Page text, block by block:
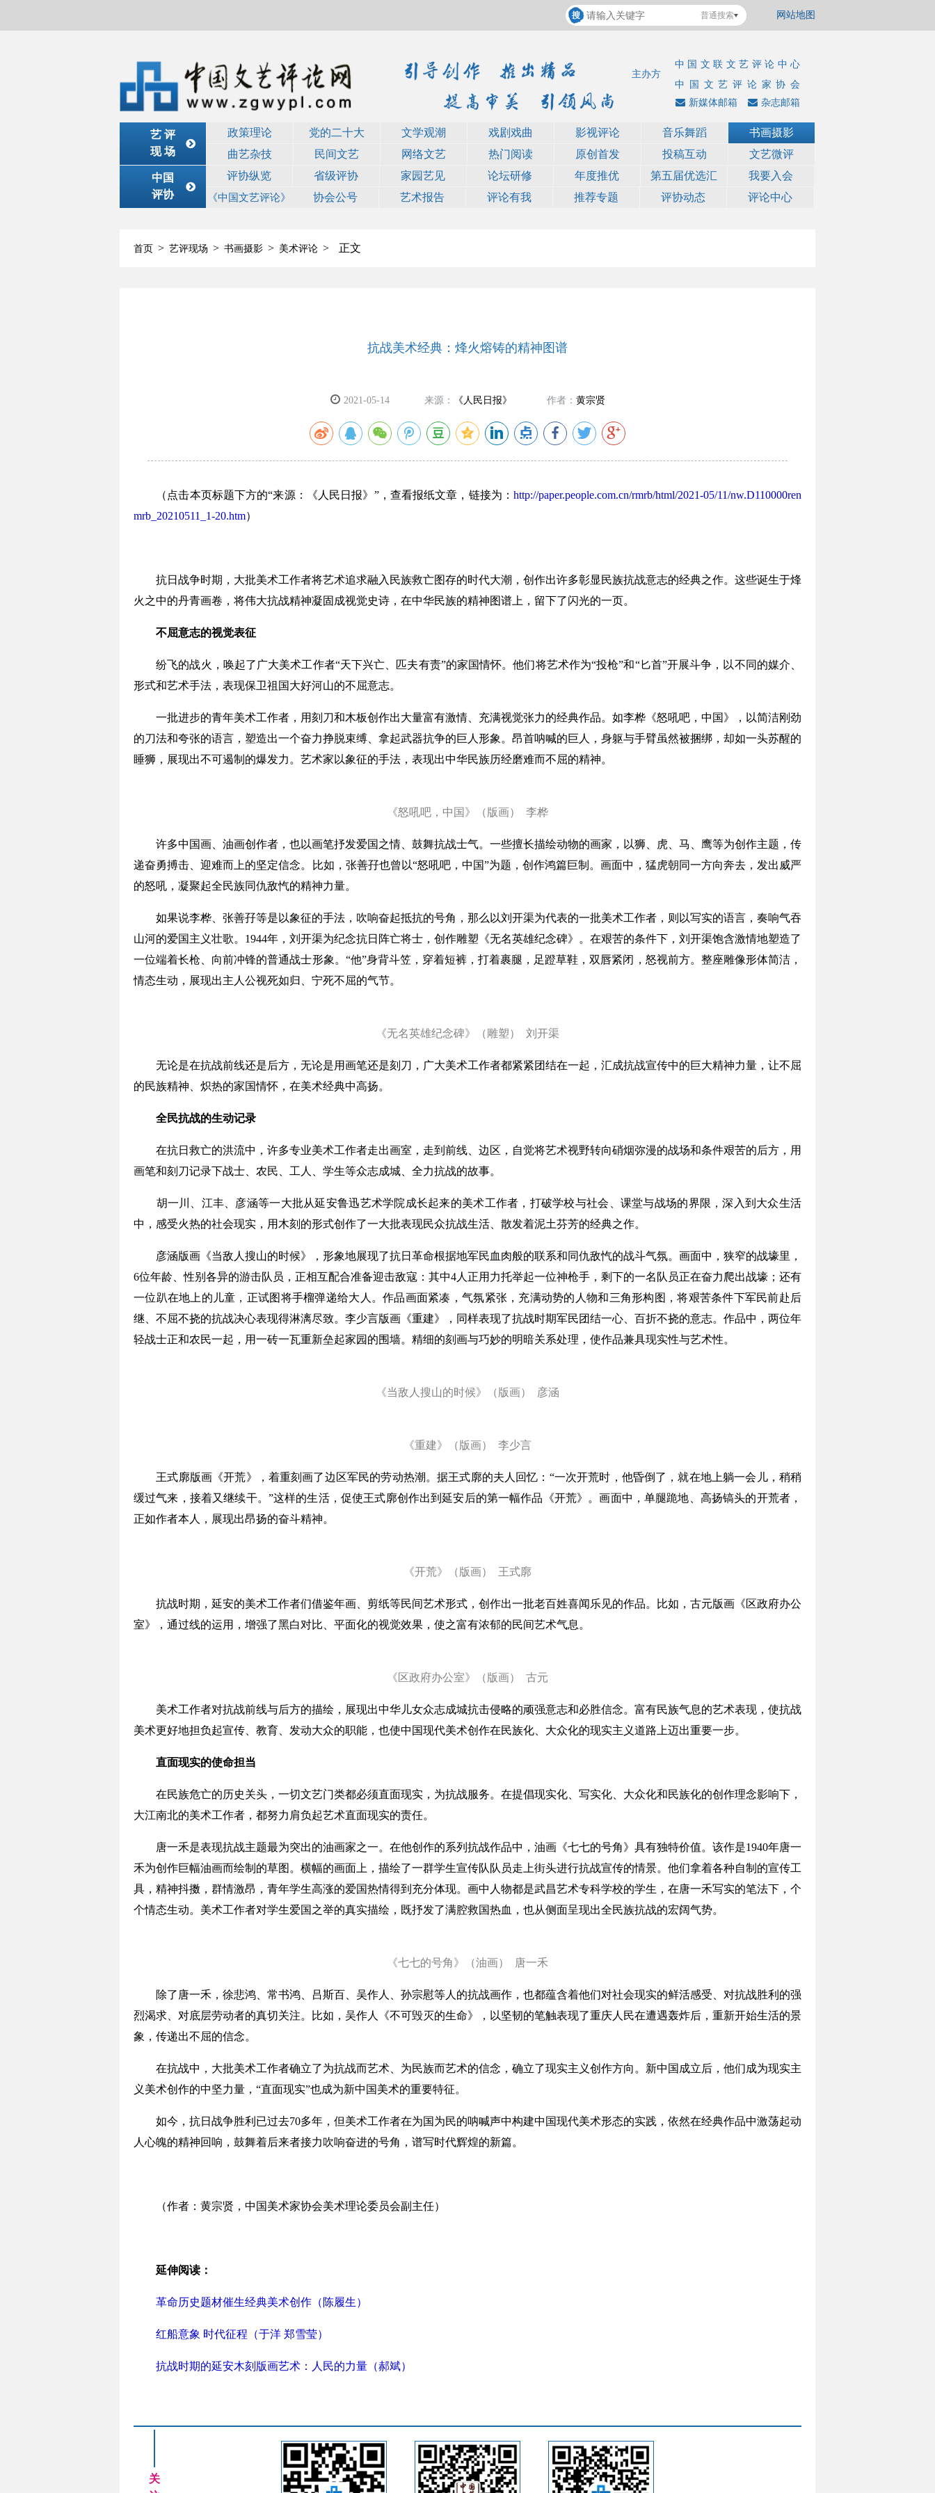
网站地图
普通搜索
中国文联文艺评论中心
中国文艺评论家协会
主办方
杂志邮箱
新媒体邮箱
艺 评
现 场
政策理论 党的二十大 文学观潮 戏剧戏曲 影视评论 音乐舞蹈
书画摄影
曲艺杂技
民间文艺 网络文艺 热门阅读 原创首发 投稿互动
文艺微评
中国
评协
评协纵览 省级评协 家园艺见 论坛研修 年度推优 第五届优选汇 我要入会
《中国文艺评论》 协会公号 艺术报告 评论有我 推荐专题 评协动态 评论中心
首页 > 艺评现场 > 书画摄影 > 美术评论 > 正文
抗战美术经典：烽火熔铸的精神图谱
2021-05-14 来源： 《人民日报》 作者： 黄宗贤
（点击本页标题下方的“来源：《人民日报》”，查看报纸文章，链接为： http://paper.people.com.cn/rmrb/html/2021-05/11/nw.D110000ren
mrb_20210511_1-20.htm）
抗日战争时期，大批美术工作者将艺术追求融入民族救亡图存的时代大潮，创作出许多彰显民族抗战意志的经典之作。这些诞生于烽
火之中的丹青画卷，将伟大抗战精神凝固成视觉史诗，在中华民族的精神图谱上，留下了闪光的一页。
不屈意志的视觉表征
纷飞的战火，唤起了广大美术工作者“天下兴亡、匹夫有责”的家国情怀。他们将艺术作为“投枪”和“匕首”开展斗争，以不同的媒介、
形式和艺术手法，表现保卫祖国大好河山的不屈意志。
一批进步的青年美术工作者，用刻刀和木板创作出大量富有激情、充满视觉张力的经典作品。如李桦《怒吼吧，中国》，以简洁刚劲
的刀法和夸张的语言，塑造出一个奋力挣脱束缚、拿起武器抗争的巨人形象。昂首呐喊的巨人，身躯与手臂虽然被捆绑，却如一头苏醒的
睡狮，展现出不可遏制的爆发力。艺术家以象征的手法，表现出中华民族历经磨难而不屈的精神。
《怒吼吧，中国》（版画） 李桦
许多中国画、油画创作者，也以画笔抒发爱国之情、鼓舞抗战士气。一些擅长描绘动物的画家，以狮、虎、马、鹰等为创作主题，传
递奋勇搏击、迎难而上的坚定信念。比如，张善孖也曾以“怒吼吧，中国”为题，创作鸿篇巨制。画面中，猛虎朝同一方向奔去，发出威严
的怒吼，凝聚起全民族同仇敌忾的精神力量。
如果说李桦、张善孖等是以象征的手法，吹响奋起抵抗的号角，那么以刘开渠为代表的一批美术工作者，则以写实的语言，奏响气吞
山河的爱国主义壮歌。1944年，刘开渠为纪念抗日阵亡将士，创作雕塑《无名英雄纪念碑》。在艰苦的条件下，刘开渠饱含激情地塑造了
一位端着长枪、向前冲锋的普通战士形象。“他”身背斗笠，穿着短裤，打着裹腿，足蹬草鞋，双唇紧闭，怒视前方。整座雕像形体简洁，
情态生动，展现出主人公视死如归、宁死不屈的气节。
《无名英雄纪念碑》（雕塑） 刘开渠
无论是在抗战前线还是后方，无论是用画笔还是刻刀，广大美术工作者都紧紧团结在一起，汇成抗战宣传中的巨大精神力量，让不屈
的民族精神、炽热的家国情怀，在美术经典中高扬。
全民抗战的生动记录
在抗日救亡的洪流中，许多专业美术工作者走出画室，走到前线、边区，自觉将艺术视野转向硝烟弥漫的战场和条件艰苦的后方，用
画笔和刻刀记录下战士、农民、工人、学生等众志成城、全力抗战的故事。
胡一川、江丰、彦涵等一大批从延安鲁迅艺术学院成长起来的美术工作者，打破学校与社会、课堂与战场的界限，深入到大众生活
中，感受火热的社会现实，用木刻的形式创作了一大批表现民众抗战生活、散发着泥土芬芳的经典之作。
彦涵版画《当敌人搜山的时候》，形象地展现了抗日革命根据地军民血肉般的联系和同仇敌忾的战斗气氛。画面中，狭窄的战壕里，
6位年龄、性别各异的游击队员，正相互配合准备迎击敌寇：其中4人正用力托举起一位神枪手，剩下的一名队员正在奋力爬出战壕；还有
一位趴在地上的儿童，正试图将手榴弹递给大人。作品画面紧凑，气氛紧张，充满动势的人物和三角形构图，将艰苦条件下军民前赴后
继、不屈不挠的抗战决心表现得淋漓尽致。李少言版画《重建》，同样表现了抗战时期军民团结一心、百折不挠的意志。作品中，两位年
轻战士正和农民一起，用一砖一瓦重新垒起家园的围墙。精细的刻画与巧妙的明暗关系处理，使作品兼具现实性与艺术性。
《当敌人搜山的时候》（版画） 彦涵
《重建》（版画） 李少言
王式廓版画《开荒》，着重刻画了边区军民的劳动热潮。据王式廓的夫人回忆：“一次开荒时，他昏倒了，就在地上躺一会儿，稍稍
缓过气来，接着又继续干。”这样的生活，促使王式廓创作出到延安后的第一幅作品《开荒》。画面中，单腿跪地、高扬镐头的开荒者，
正如作者本人，展现出昂扬的奋斗精神。
《开荒》（版画） 王式廓
抗战时期，延安的美术工作者们借鉴年画、剪纸等民间艺术形式，创作出一批老百姓喜闻乐见的作品。比如，古元版画《区政府办公
室》，通过线的运用，增强了黑白对比、平面化的视觉效果，使之富有浓郁的民间艺术气息。
《区政府办公室》（版画） 古元
美术工作者对抗战前线与后方的描绘，展现出中华儿女众志成城抗击侵略的顽强意志和必胜信念。富有民族气息的艺术表现，使抗战
美术更好地担负起宣传、教育、发动大众的职能，也使中国现代美术创作在民族化、大众化的现实主义道路上迈出重要一步。
直面现实的使命担当
在民族危亡的历史关头，一切文艺门类都必须直面现实，为抗战服务。在提倡现实化、写实化、大众化和民族化的创作理念影响下，
大江南北的美术工作者，都努力肩负起艺术直面现实的责任。
唐一禾是表现抗战主题最为突出的油画家之一。在他创作的系列抗战作品中，油画《七七的号角》具有独特价值。该作是1940年唐一
禾为创作巨幅油画而绘制的草图。横幅的画面上，描绘了一群学生宣传队队员走上街头进行抗战宣传的情景。他们拿着各种自制的宣传工
具，精神抖擞，群情激昂，青年学生高涨的爱国热情得到充分体现。画中人物都是武昌艺术专科学校的学生，在唐一禾写实的笔法下，个
个情态生动。美术工作者对学生爱国之举的真实描绘，既抒发了满腔救国热血，也从侧面呈现出全民族抗战的宏阔气势。
《七七的号角》（油画） 唐一禾
除了唐一禾，徐悲鸿、常书鸿、吕斯百、吴作人、孙宗慰等人的抗战画作，也都蕴含着他们对社会现实的鲜活感受、对抗战胜利的强
烈渴求、对底层劳动者的真切关注。比如，吴作人《不可毁灭的生命》，以坚韧的笔触表现了重庆人民在遭遇轰炸后，重新开始生活的景
象，传递出不屈的信念。
在抗战中，大批美术工作者确立了为抗战而艺术、为民族而艺术的信念，确立了现实主义创作方向。新中国成立后，他们成为现实主
义美术创作的中坚力量，“直面现实”也成为新中国美术的重要特征。
如今，抗日战争胜利已过去70多年，但美术工作者在为国为民的呐喊声中构建中国现代美术形态的实践，依然在经典作品中激荡起动
人心魄的精神回响，鼓舞着后来者接力吹响奋进的号角，谱写时代辉煌的新篇。
（作者：黄宗贤，中国美术家协会美术理论委员会副主任）
延伸阅读：
革命历史题材催生经典美术创作（陈履生）
红船意象 时代征程（于洋 郑雪莹）
抗战时期的延安木刻版画艺术：人民的力量（郝斌）
关